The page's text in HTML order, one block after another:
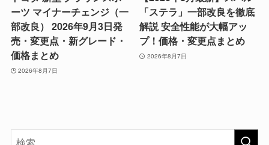
ーツ マイナーチェンジ（一
部改良） 2026年9月3日発
売・変更点・新グレード・
価格まとめ
2026年8月7日
「ステラ」一部改良を徹底
解説 安全性能が大幅アッ
プ！価格・変更点まとめ
2026年8月7日